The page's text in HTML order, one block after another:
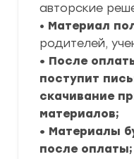
авторские
• Материал
родителей,
• После
поступит
скачивание
материалов;
• Материалы
после оплаты;